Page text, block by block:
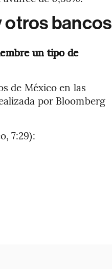
otros bancos
un tipo de
de México en las
por Bloomberg
7:29):